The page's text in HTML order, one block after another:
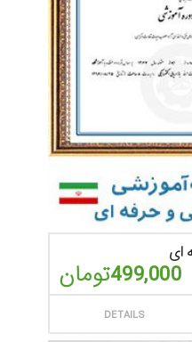
ای
499,000تومان
DETAILS